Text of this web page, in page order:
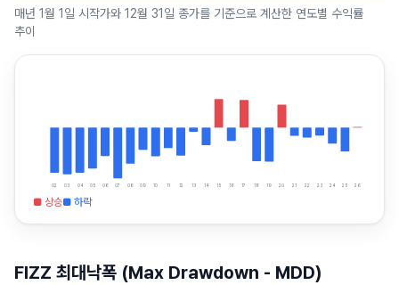
매년 1월 1일 시작가와 12월 31일 종가를 기준으로 계산한 연도별 수익률
추이
02 03 04 05 06 07 08 09 10 11 12 13 14 15 16 17 18 19 20 21 22 23 24 25 26
■ 상승■ 하락
FIZZ 최대낙폭 (Max Drawdown - MDD)